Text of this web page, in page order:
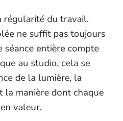
régularité du travail.
ne suffit pas toujours
séance entière compte
au studio, cela se
de la lumière, la
la manière dont chaque
valeur.